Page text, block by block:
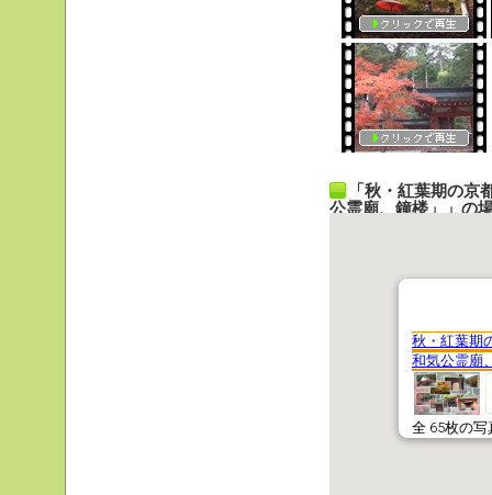
「秋・紅葉期の
公霊廟、鐘楼」」の